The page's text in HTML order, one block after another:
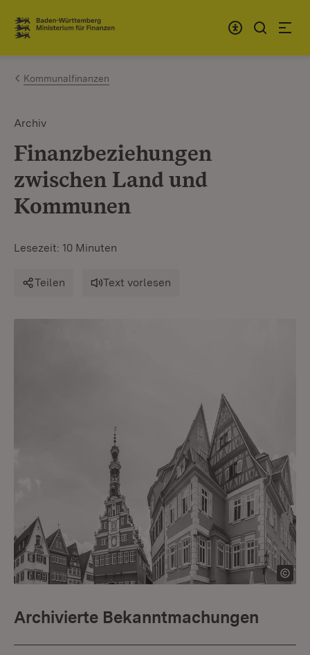
Zum Inhalt springen
Link zur Startseite
Kommunalfinanzen
Archiv
Finanzbeziehungen
zwischen Land und
Kommunen
Lesezeit: 10 Minuten
Teilen Text vorlesen
Archivierte Bekanntmachungen